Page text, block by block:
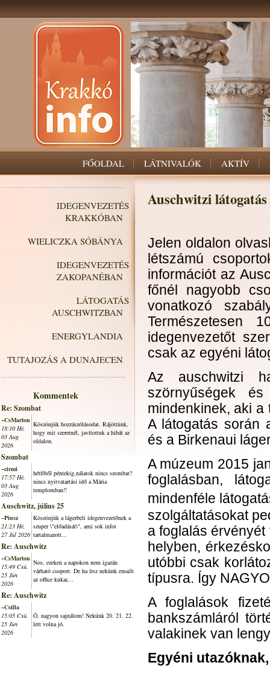
FŐOLDAL LÁTNIVALÓK AKTÍV
IDEGENVEZETÉS
KRAKKÓBAN
WIELICZKA SÓBÁNYA
IDEGENVEZETÉS
ZAKOPANÉBAN
LÁTOGATÁS
AUSCHWITZBAN
ENERGYLANDIA
TUTAJOZÁS A DUNAJECEN
Kommentek
Re: Szombat
~CsMarton
18:10 Hé,
03 Aug
2026
Köszönjük hozzászólásodat. Rájöttünk,
hogy mit szeretnél, javítottuk a hibát az
oldalon.
Szombat
~cirmi
17:57 Hé,
03 Aug
2026
hétfőtől péntekig,nálatok nincs szombat?
nincs nyitvatartási idő a Mária
templomban!!
Auschwitz, július 25
~Piusz
21:23 Hé,
27 Júl 2026
Köszönjük a lágerbeli idegenvezetőnek a
szuper \"előadását\", ami sok infot
tartalmazott...
Re: Auschwitz
~CsMarton
15:49 Csü,
25 Jún
2026
Nos, ezeken a napokon nem igazán
várható csoport. De ha írsz nekünk emailt
az office kukac...
Re: Auschwitz
~Csilla
15:05 Csü,
25 Jún
2026
Ó, nagyon sajnálom! Nekünk 20. 21. 22.
lett volna jó.
Auschwitzi látogatás
Jelen oldalon
létszámú
információt az
főnél nagyobb
vonatkozó
Természetesen
idegenvezetőt
csak az egyéni
Az auschwitzi
szörnyűségek
mindenkinek, aki a
A látogatás során
és a Birkenaui
A múzeum 2015
foglalásban,
mindenféle
szolgáltatásokat
a foglalás
helyben,
utóbbi csak
típusra. Így
A foglalások
bankszámláról
valakinek van
Egyéni